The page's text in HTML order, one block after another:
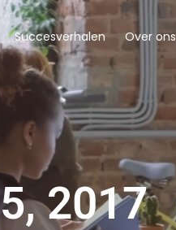
Succesverhalen Over ons
2017